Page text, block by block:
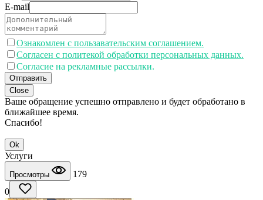
E-mail
Ознакомлен с пользавательским соглашением.
Согласен с политекой обработки персональных данных.
Согласие на рекламные рассылки.
Отправить
Close
Ваше обращение успешно отправлено и будет обработано в
ближайшее время.
Спасибо!
Ok
Услуги
Просмотры
179
0